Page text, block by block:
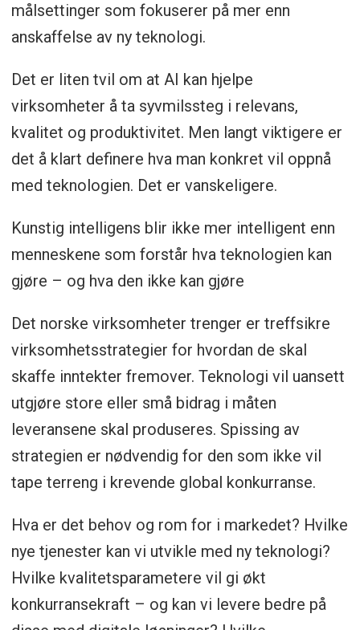
målsettinger som fokuserer på mer enn
anskaffelse av ny teknologi.
Det er liten tvil om at AI kan hjelpe
virksomheter å ta syvmilssteg i relevans,
kvalitet og produktivitet. Men langt viktigere er
det å klart definere hva man konkret vil oppnå
med teknologien. Det er vanskeligere.
Kunstig intelligens blir ikke mer intelligent enn
menneskene som forstår hva teknologien kan
gjøre – og hva den ikke kan gjøre
Det norske virksomheter trenger er treffsikre
virksomhetsstrategier for hvordan de skal
skaffe inntekter fremover. Teknologi vil uansett
utgjøre store eller små bidrag i måten
leveransene skal produseres. Spissing av
strategien er nødvendig for den som ikke vil
tape terreng i krevende global konkurranse.
Hva er det behov og rom for i markedet? Hvilke
nye tjenester kan vi utvikle med ny teknologi?
Hvilke kvalitetsparametere vil gi økt
konkurransekraft – og kan vi levere bedre på